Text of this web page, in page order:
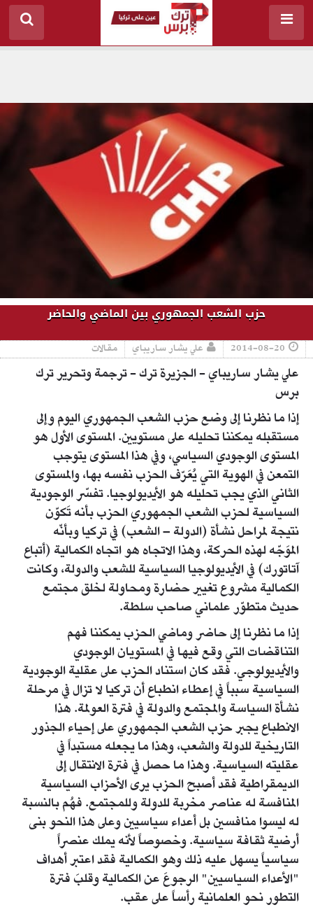
حزب الشعب الجمهوري بين الماضي والحاضر
2014-08-20 علي يشار ساريباي مقالات
علي يشار ساريباي - الجزيرة ترك - ترجمة وتحرير ترك
برس
إذا ما نظرنا إلى وضع حزب الشعب الجمهوري اليوم وإلى
مستقبله يمكننا تحليله على مستويين. المستوى الأول هو
المستوى الوجودي السياسي، وفي هذا المستوى يتوجب
التمعن في الهوية التي يُعَرّف الحزب نفسه بها، والمستوى
الثاني الذي يجب تحليله هو الأيديولوجيا. تفسّر الوجودية
السياسية لحزب الشعب الجمهوري الحزب بأنه تَكوّن
نتيجة لمراحل نشأة (الدولة – الشعب) في تركيا وبأنّه
الموَجّه لهذه الحركة، وهذا الاتجاه هو اتجاه الكمالية (أتباع
آتاتورك) في الأيديولوجيا السياسية للشعب والدولة، وكانت
الكمالية مشروع تغيير حضارة ومحاولة لخلق مجتمع
حديث متطوّر علماني صاحب سلطة.
إذا ما نظرنا إلى حاضر وماضي الحزب يمكننا فهم
التناقضات التي وقع فيها في المستويان الوجودي
والأيديولوجي. فقد كان استناد الحزب على عقلية الوجودية
السياسية سبباً في إعطاء انطباع أن تركيا لا تزال في مرحلة
نشأة السياسة والمجتمع والدولة في فترة العولمة. هذا
الانطباع يجبر حزب الشعب الجمهوري على إحياء الجذور
التاريخية للدولة والشعب، وهذا ما يجعله مستبداً في
عقليته السياسية. وهذا ما حصل في فترة الانتقال إلى
الديمقراطية فقد أصبح الحزب يرى الأحزاب السياسية
المنافسة له عناصر مخربة للدولة وللمجتمع. فهُم بالنسبة
له ليسوا منافسين بل أعداء سياسيين وعلى هذا النحو بنى
أرضية ثقافة سياسية. وخصوصاً لأنه يملك عنصراً
سياسياً يسهل عليه ذلك وهو الكمالية فقد اعتبر أهداف
"الأعداء السياسيين" الرجوعَ عن الكمالية وقلبَ فترة
التطور نحو العلمانية رأساً على عقب.